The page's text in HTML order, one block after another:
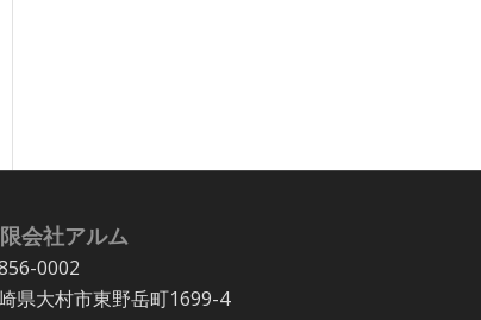
会社アルム
0002
県大村市東野岳町1699-4